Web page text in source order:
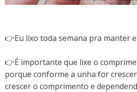
👉Eu lixo toda semana pra manter
👉É importante que lixe o
porque conforme a unha for
crescer o comprimento e